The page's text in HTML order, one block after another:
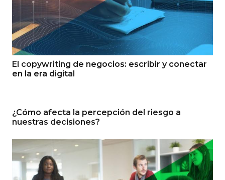
El copywriting de negocios: escribir y conectar
en la era digital
¿Cómo afecta la percepción del riesgo a
nuestras decisiones?